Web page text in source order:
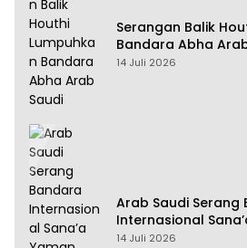
Serangan Balik
Bandara Abha
14 Juli 2026
Arab Saudi Serang
Internasional
Siap Serang Balik
14 Juli 2026